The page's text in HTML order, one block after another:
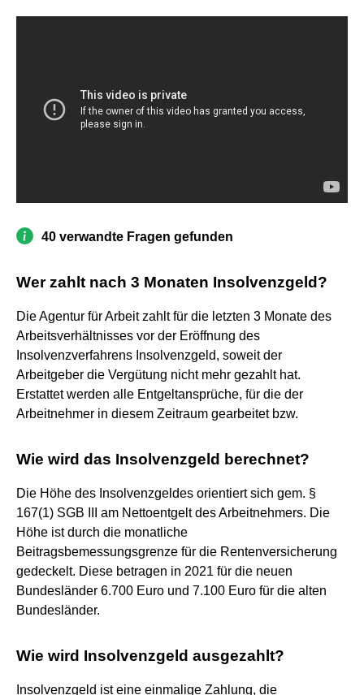
40 verwandte Fragen gefunden
Wer zahlt nach 3 Monaten Insolvenzgeld?
Die Agentur für Arbeit zahlt für die letzten 3 Monate des
Arbeitsverhältnisses vor der Eröffnung des
Insolvenzverfahrens Insolvenzgeld, soweit der
Arbeitgeber die Vergütung nicht mehr gezahlt hat.
Erstattet werden alle Entgeltansprüche, für die der
Arbeitnehmer in diesem Zeitraum gearbeitet bzw.
Wie wird das Insolvenzgeld berechnet?
Die Höhe des Insolvenzgeldes orientiert sich gem. §
167(1) SGB III am Nettoentgelt des Arbeitnehmers. Die
Höhe ist durch die monatliche
Beitragsbemessungsgrenze für die Rentenversicherung
gedeckelt. Diese betragen in 2021 für die neuen
Bundesländer 6.700 Euro und 7.100 Euro für die alten
Bundesländer.
Wie wird Insolvenzgeld ausgezahlt?
Insolvenzgeld ist eine einmalige Zahlung, die